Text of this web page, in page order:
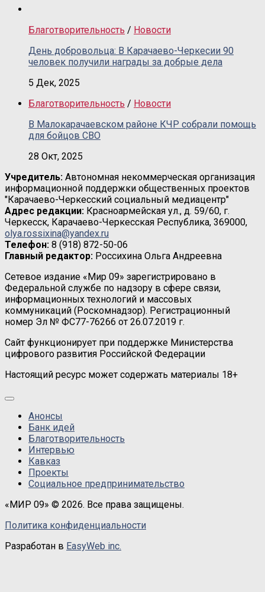
Благотворительность / Новости
День добровольца: В Карачаево-Черкесии 90
человек получили награды за добрые дела
5 Дек, 2025
Благотворительность / Новости
В Малокарачаевском районе КЧР собрали помощь
для бойцов СВО
28 Окт, 2025
Учредитель: Автономная некоммерческая организация
информационной поддержки общественных проектов
"Карачаево-Черкесский социальный медиацентр"
Адрес редакции: Красноармейская ул., д. 59/60, г.
Черкесск, Карачаево-Черкесская Республика, 369000,
olya.rossixina@yandex.ru
Телефон: 8 (918) 872-50-06
Главный редактор: Россихина Ольга Андреевна
Сетевое издание «Мир 09» зарегистрировано в
Федеральной службе по надзору в сфере связи,
информационных технологий и массовых
коммуникаций (Роскомнадзор). Регистрационный
номер Эл № ФС77-76266 от 26.07.2019 г.
Сайт функционирует при поддержке Министерства
цифрового развития Российской Федерации
Настоящий ресурс может содержать материалы 18+
Анонсы
Банк идей
Благотворительность
Интервью
Кавказ
Проекты
Социальное предпринимательство
«МИР 09» © 2026. Все права защищены.
Политика конфиденциальности
Разработан в EasyWeb inc.